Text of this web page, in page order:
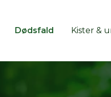
Dødsfald Kister &